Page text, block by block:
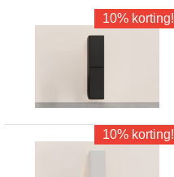
10% korting!
10% korting!